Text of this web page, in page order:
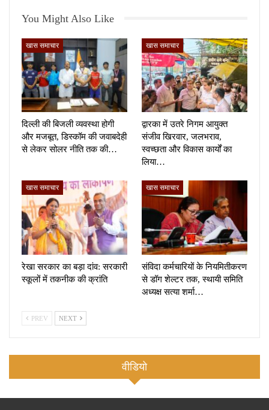
You Might Also Like
खास समाचार
दिल्ली की बिजली व्यवस्था होगी
और मजबूत, डिस्कॉम की जवाबदेही
से लेकर सोलर नीति तक की…
खास समाचार
द्वारका में उतरे निगम आयुक्त
संजीव खिरवार, जलभराव,
स्वच्छता और विकास कार्यों का
लिया…
खास समाचार
रेखा सरकार का बड़ा दांव: सरकारी
स्कूलों में तकनीक की क्रांति
खास समाचार
संविदा कर्मचारियों के नियमितीकरण
से डॉग शेल्टर तक, स्थायी समिति
अध्यक्ष सत्या शर्मा…
PREV NEXT
वीडियो